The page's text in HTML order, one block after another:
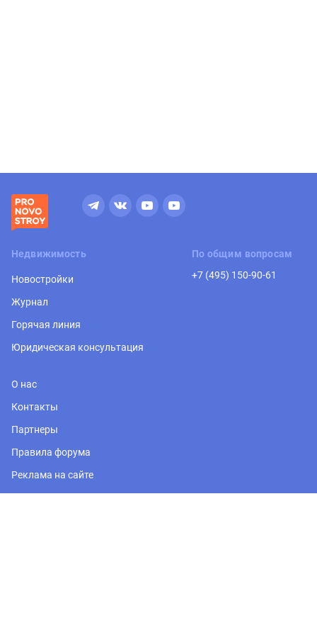
Недвижимость
Новостройки
Журнал
Горячая линия
Юридическая консультация
По общим вопросам
+7 (495) 150-90-61
О нас
Контакты
Партнеры
Правила форума
Реклама на сайте